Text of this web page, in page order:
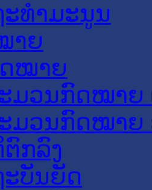
ທໍາມະນູນ
າຍ
ໝາຍ
ມວນກົດໝາຍ
ມວນກົດໝາຍ
ກລົງ
ບັນຍັດ